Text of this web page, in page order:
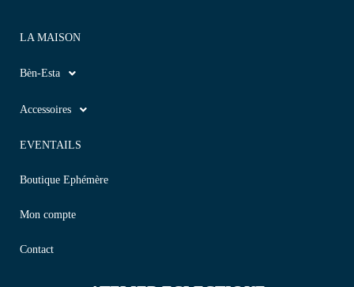
LA MAISON
Bèn-Esta
Accessoires
EVENTAILS
Boutique Ephémère
Mon compte
Contact